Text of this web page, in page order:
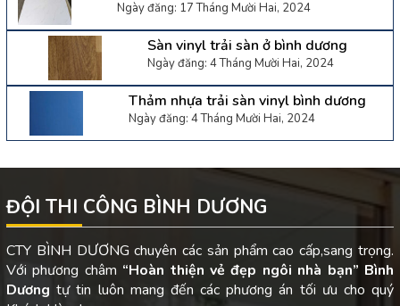
Ngày đăng: 17 Tháng Mười Hai, 2024
Sàn vinyl trải sàn ở bình dương
Ngày đăng: 4 Tháng Mười Hai, 2024
Thảm nhựa trải sàn vinyl bình dương
Ngày đăng: 4 Tháng Mười Hai, 2024
ĐỘI THI CÔNG BÌNH DƯƠNG
CTY BÌNH DƯƠNG chuyên các sản phẩm cao cấp,sang trọng.
Với phương châm “Hoàn thiện vẻ đẹp ngôi nhà bạn” Bình
Dươngtự tin luôn mang đến các phương án tối ưu cho quý